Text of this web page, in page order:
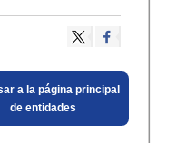
a la página principal
de entidades​